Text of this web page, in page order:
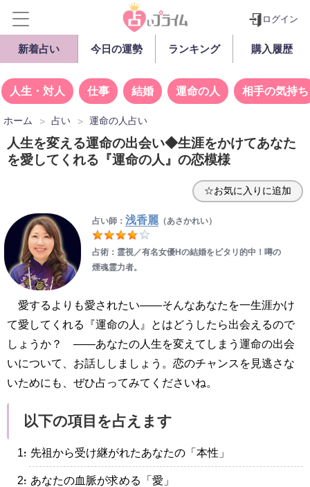
ログイン
新着占い 今日の運勢 ランキング 購入履歴
人生・対人 仕事 結婚 運命の人 相手の気持ち
ホーム 占い 運命の人占い
人生を変える運命の出会い◆生涯をかけてあなた
を愛してくれる『運命の人』の恋模様
☆お気に入りに追加
占い師： 浅香麗（あさかれい）
占術：霊視／有名女優Hの結婚をピタリ的中！噂の
煙魂霊力者。
愛するよりも愛されたい——そんなあなたを一生涯かけ
て愛してくれる『運命の人』とはどうしたら出会えるので
しょうか？ ——あなたの人生を変えてしまう運命の出会
いについて、お話ししましょう。恋のチャンスを見逃さな
いためにも、ぜひ占ってみてくださいね。
以下の項目を占えます
・先祖から受け継がれたあなたの「本性」
・あなたの血脈が求める「愛」